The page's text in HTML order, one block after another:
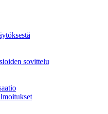
sovittelu